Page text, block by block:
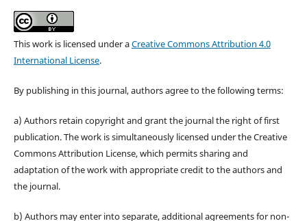
This work is licensed under aCreative Commons Attribution 4.0
International License.
By publishing in this journal, authors agree to the following terms:
a) Authors retain copyright and grant the journal the right of first
publication. The work is simultaneously licensed under the Creative
Commons Attribution License, which permits sharing and
adaptation of the work with appropriate credit to the authors and
the journal.
b) Authors may enter into separate, additional agreements for non-